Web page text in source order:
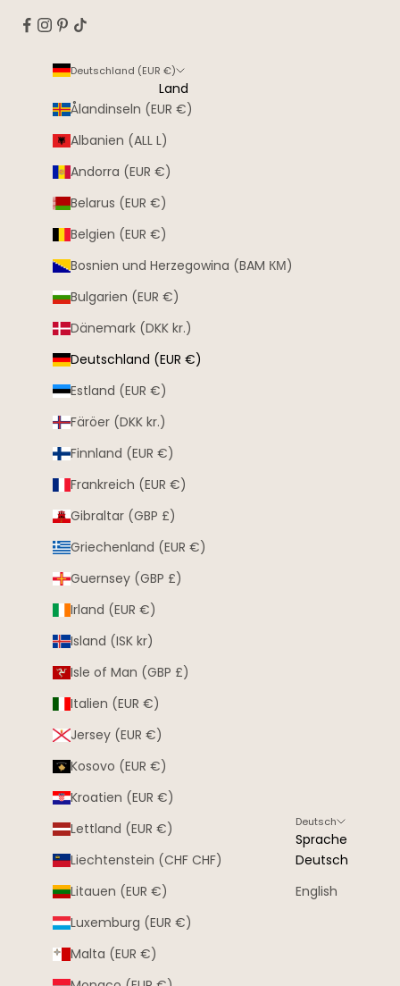
Deutschland (EUR €)
Land
Ålandinseln (EUR €)
Albanien (ALL L)
Andorra (EUR €)
Belarus (EUR €)
Belgien (EUR €)
Bosnien und Herzegowina (BAM КМ)
Bulgarien (EUR €)
Dänemark (DKK kr.)
Deutschland (EUR €)
Estland (EUR €)
Färöer (DKK kr.)
Finnland (EUR €)
Frankreich (EUR €)
Gibraltar (GBP £)
Griechenland (EUR €)
Guernsey (GBP £)
Irland (EUR €)
Island (ISK kr)
Isle of Man (GBP £)
Italien (EUR €)
Jersey (EUR €)
Kosovo (EUR €)
Kroatien (EUR €)
Lettland (EUR €)
Liechtenstein (CHF CHF)
Litauen (EUR €)
Luxemburg (EUR €)
Malta (EUR €)
Deutsch
Sprache
Deutsch
English